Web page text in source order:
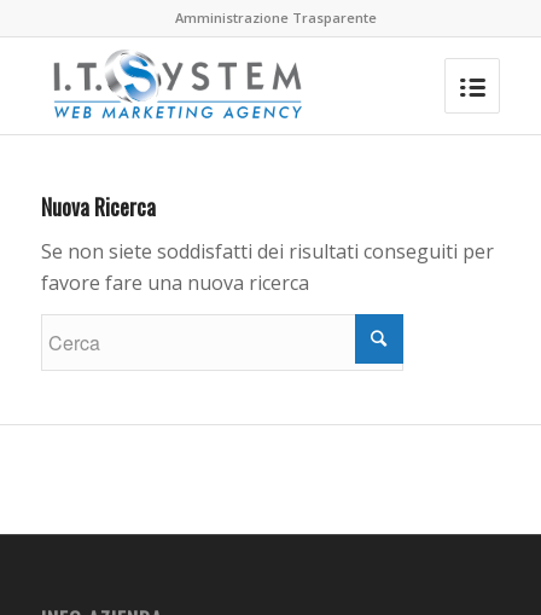
Amministrazione Trasparente
Nuova Ricerca
Se non siete soddisfatti dei risultati conseguiti per
favore fare una nuova ricerca